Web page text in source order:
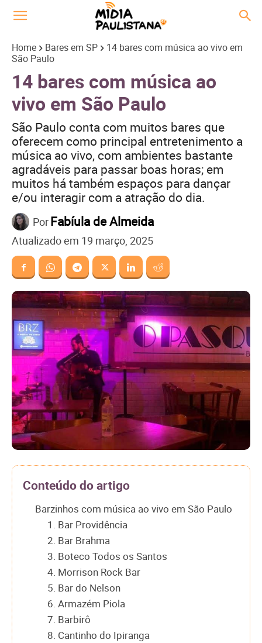
Home Bares em SP
14 bares com música ao vivo em
São Paulo
14 bares com música ao
vivo em São Paulo
São Paulo conta com muitos bares que
oferecem como principal entretenimento a
música ao vivo, com ambientes bastante
agradáveis para passar boas horas; em
muitos há também espaços para dançar
e/ou interagir com a atração do dia.
PorFabíula de Almeida
Atualizado em 19 março, 2025
Conteúdo do artigo
Barzinhos com música ao vivo em São Paulo
1. Bar Providência
2. Bar Brahma
3. Boteco Todos os Santos
4. Morrison Rock Bar
5. Bar do Nelson
6. Armazém Piola
7. Barbirô
8. Cantinho do Ipiranga